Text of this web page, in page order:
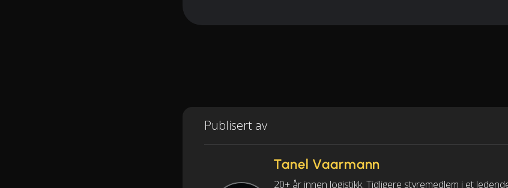
Publisert av
Tanel Vaarmann
20+ år innen logistikk. Tidligere styremedlem i et